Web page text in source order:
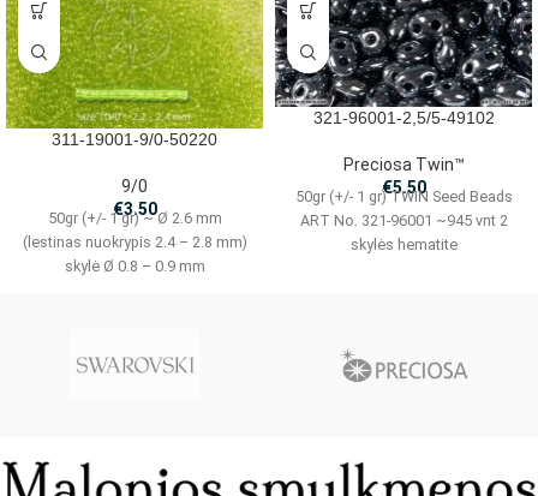
311-19001-9/0-50220
9/0
€3.50
50gr (+/- 1 gr) ~ Ø 2.6 mm
(lestinas nuokrypis 2.4 – 2.8 mm)
skylė Ø 0.8 – 0.9 mm
321-96001-2,5/5-49102
Preciosa Twin™
€5.50
50gr (+/- 1 gr) TWIN Seed Beads
ART No. 321-96001 ~945 vnt 2
skylės hematite